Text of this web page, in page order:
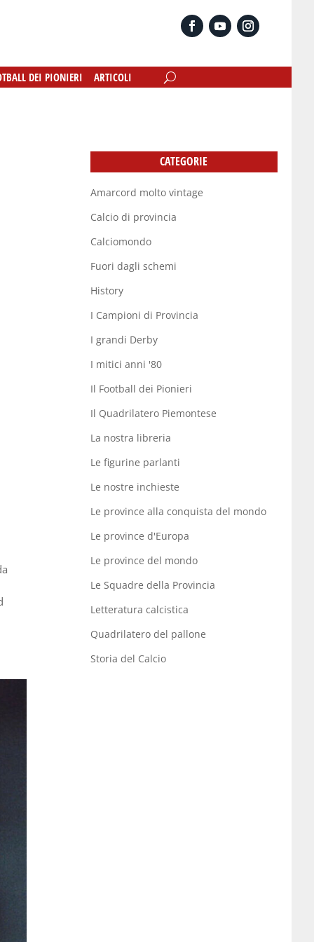
DEI PIONIERI ARTICOLI
DEI PIONIERI ARTICOLI
CATEGORIE
Amarcord molto vintage
Calcio di provincia
Calciomondo
Fuori dagli schemi
History
I Campioni di Provincia
I grandi Derby
I mitici anni '80
Il Football dei Pionieri
Il Quadrilatero Piemontese
La nostra libreria
Le figurine parlanti
Le nostre inchieste
Le province alla conquista del mondo
Le province d'Europa
Le province del mondo
Le Squadre della Provincia
Letteratura calcistica
Quadrilatero del pallone
Storia del Calcio